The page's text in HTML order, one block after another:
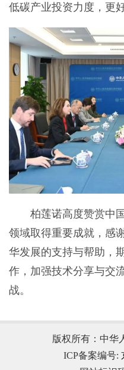
低碳产业投资力度，更
柏莲诺高度赞赏中国
领域取得重要成就，感
华发展的支持与帮助，
作，加强技术分享与交
战。
版权所有：中华
ICP备案编号: